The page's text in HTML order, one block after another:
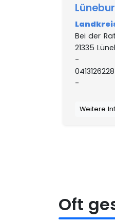
Bei der
21335
-
-
Weitere
Oft